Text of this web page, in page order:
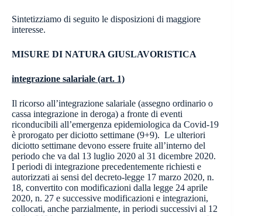
Sintetizziamo di seguito le disposizioni di maggiore
interesse.
MISURE DI NATURA GIUSLAVORISTICA
integrazione salariale (art. 1)
Il ricorso all’integrazione salariale (assegno ordinario o
cassa integrazione in deroga) a fronte di eventi
riconducibili all’emergenza epidemiologica da Covid-19
è prorogato per diciotto settimane (9+9). Le ulteriori
diciotto settimane devono essere fruite all’interno del
periodo che va dal 13 luglio 2020 al 31 dicembre 2020.
I periodi di integrazione precedentemente richiesti e
autorizzati ai sensi del decreto-legge 17 marzo 2020, n.
18, convertito con modificazioni dalla legge 24 aprile
2020, n. 27 e successive modificazioni e integrazioni,
collocati, anche parzialmente, in periodi successivi al 12